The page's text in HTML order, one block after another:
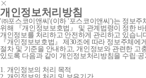
개인정보처리방침
'㈜포스코이앤씨'(이하 '포스코이앤씨')는 정보주
위해 『개인정보보호법』 및 관계법령이 정한 바
개인정보를 처리하고 안전하게 관리하고 있습니
『개인정보보호법』 제30조에 따라 정보주체에
절차 및 기준을 안내하고, 개인정보와 관련한 고
있도록 다음과 같이 개인정보처리방침을 수립∙
1. 개인정보의 처리 목적